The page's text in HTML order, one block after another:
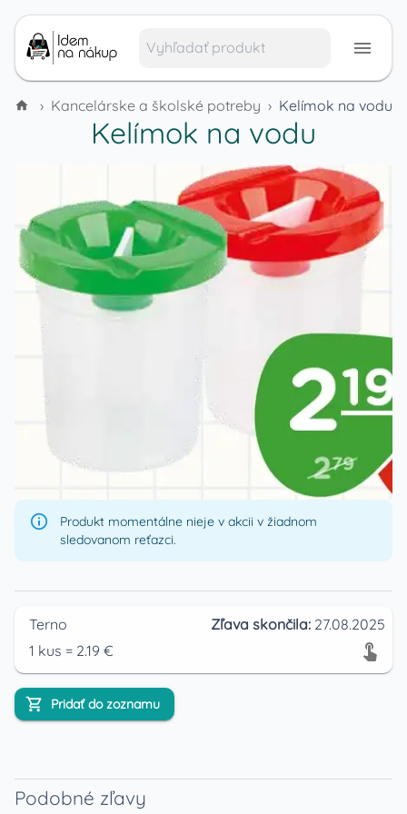
› Kancelárske a školské potreby › Kelímok na vodu
Kelímok na vodu
Produkt momentálne nieje v akcii v žiadnom
sledovanom reťazci.
Terno Zľava skončila: 27.08.2025
1 kus = 2.19 €
Pridať do zoznamu
Podobné zľavy